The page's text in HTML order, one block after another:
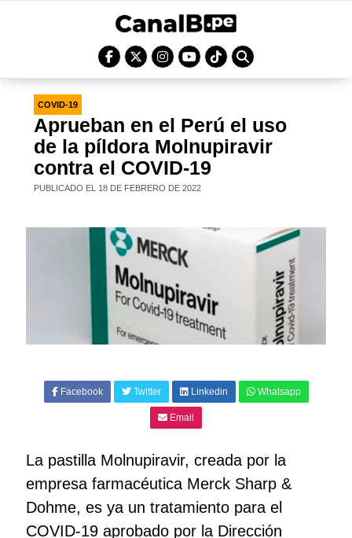
COVID-19
Aprueban en el Perú el uso
de la píldora Molnupiravir
contra el COVID-19
PUBLICADO EL 18 DE FEBRERO DE 2022
Facebook Twitter Linkedin Whatsapp
Email
La pastilla Molnupiravir, creada por la
empresa farmacéutica Merck Sharp &
Dohme, es ya un tratamiento para el
COVID-19 aprobado por la Dirección